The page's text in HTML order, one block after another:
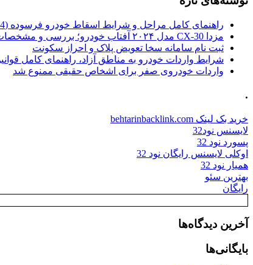
راهنمای کامل مراحل و شرایط اسقاط خودرو فرسوده (14 مرداد 1405)
مزدا CX-30 مدل ۲۰۲۴ آفتاب خودرو؛ بررسی و مشخصات فنی
ثبت نام سامانه سخا تعویض پلاک و احراز سکونت
شرایط واردات خودرو به مناطق آزاد، راهنمای کامل
واردات خودروی صفر برای اشخاص حقیقی ممنوع شد
.
خرید بک لینک behtarinbacklink.com
لایسنس نود32
پسورد نود 32
اوکلی لایسنس رایگان نود 32
همیار نود 32
بهترین سئو
رایگان
آخرین دیدگاه‌ها
بایگانی‌ها